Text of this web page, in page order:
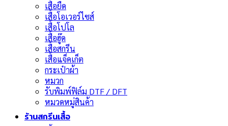
เสื้อยืด
เสื้อโอเวอร์ไซส์
เสื้อโปโล
เสื้อฮู๊ด
เสื้อสกรีน
เสื้อแจ็คเก็ต
กระเป๋าผ้า
หมวก
รับพิมพ์ฟิล์ม DTF / DFT
หมวดหมู่สินค้า
ร้านสกรีนเสื้อ